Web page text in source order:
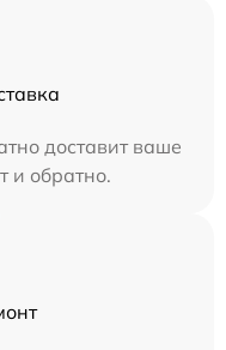
доставит ваше
и обратно.